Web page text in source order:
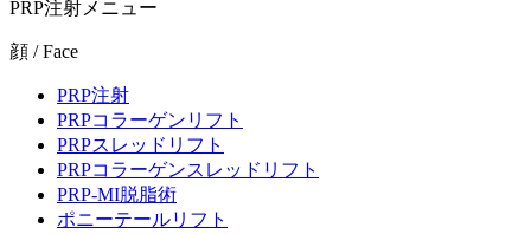
PRP注射メニュー
顔 / Face
PRP注射
PRPコラーゲンリフト
PRPスレッドリフト
PRPコラーゲンスレッドリフト
PRP-MI脱脂術
ポニーテールリフト